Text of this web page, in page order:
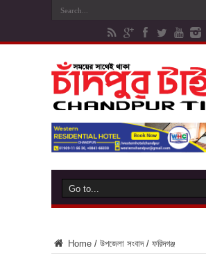
Home / উপজেলা সংবাদ / ফরিদগঞ্জ